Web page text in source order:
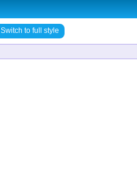
Switch to full style